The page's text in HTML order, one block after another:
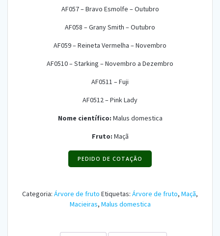
AF057 – Bravo Esmolfe – Outubro
AF058 – Grany Smith – Outubro
AF059 – Reineta Vermelha – Novembro
AF0510 – Starking – Novembro a Dezembro
AF0511 – Fuji
AF0512 – Pink Lady
Nome científico: Malus domestica
Fruto: Maçã
PEDIDO DE COTAÇÃO
Categoria: Árvore de fruto Etiquetas: Árvore de fruto, Maçã,
Macieiras, Malus domestica